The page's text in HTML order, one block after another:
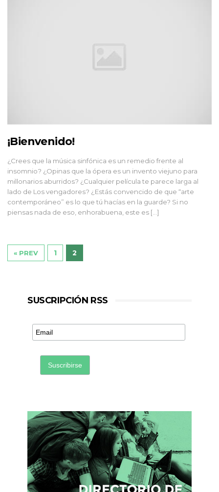
¡Bienvenido!
¿Crees que la música sinfónica es un remedio frente al
insomnio? ¿Opinas que la ópera es un invento viejuno para
millonarios aburridos? ¿Cualquier película te parece larga al
lado de Los vengadores? ¿Estás convencido de que “arte
contemporáneo” es lo que tú hacías en la guarde? Si no
piensas nada de eso, enhorabuena, este es […]
« PREV 1 2
SUSCRIPCIÓN RSS